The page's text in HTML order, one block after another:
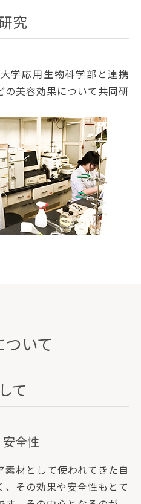
究
学応用生物科学部と連携
の美容効果について共同研
ついて
て
全性
材として使われてきた自
その効果や安全性もとて